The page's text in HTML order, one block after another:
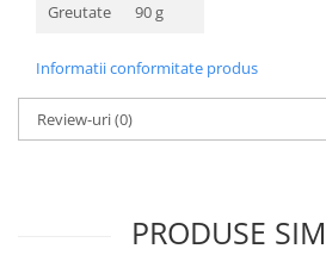
Greutate
90 g
Informatii conformitate produs
Review-uri(0)
PRODUSE